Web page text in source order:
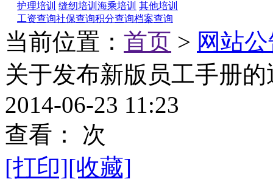
护理培训 缝纫培训 海乘培训 其他培训
工资查询社保查询积分查询档案查询
当前位置： 首页 > 网站
关于发布新版员工手册的
2014-06-23 11:23
查看：
次
[打印][收藏]